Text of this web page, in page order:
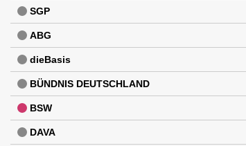
SGP
ABG
dieBasis
BÜNDNIS DEUTSCHLAND
BSW
DAVA